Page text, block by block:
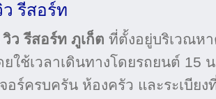
รีสอร์ท
ว รีสอร์ท ภูเก็ต ที่ตั้งอยู่บริเวณห
ใช้เวลาเดินทางโดยรถยนต์ 15
อร์ครบครัน ห้องครัว และระเบีย